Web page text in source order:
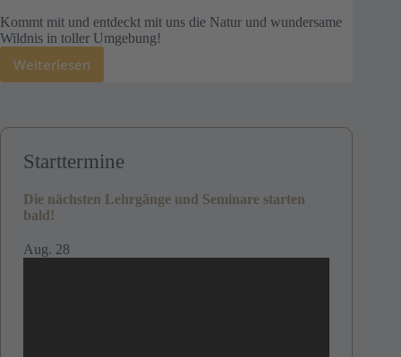
Kommt mit und entdeckt mit uns die Natur und wundersame
Wildnis in toller Umgebung!
Weiterlesen
Starttermine
Die nächsten Lehrgänge und Seminare starten
bald!
Aug. 28